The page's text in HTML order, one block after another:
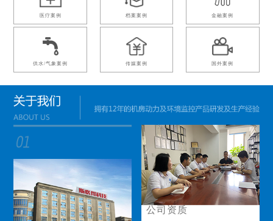
医疗案例 档案案例 金融案例
供水/气象案例 传媒案例 国外案例
公司资质